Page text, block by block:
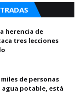
herencia de
tres lecciones
de personas
agua potable, está